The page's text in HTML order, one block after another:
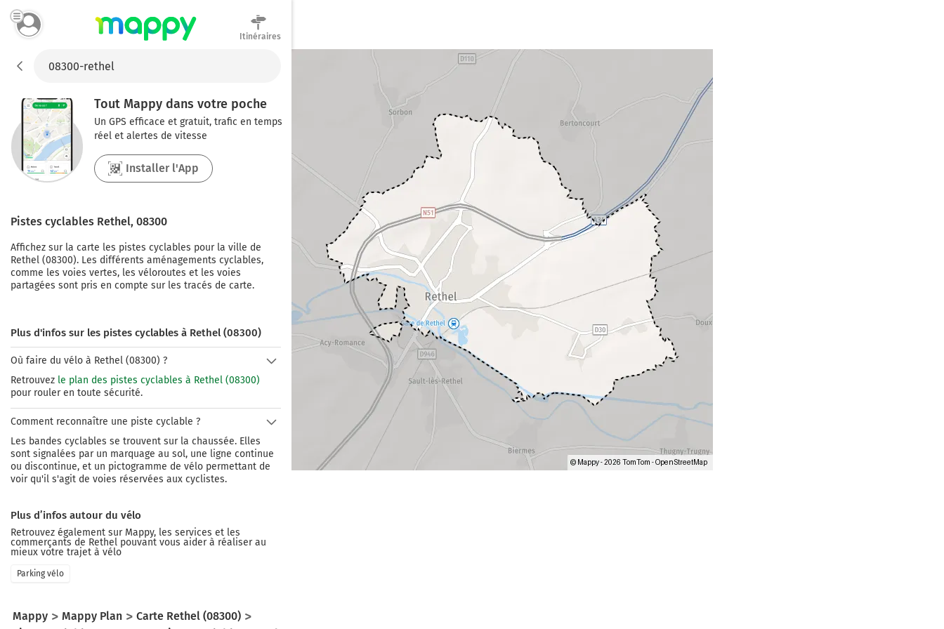
Itinéraires
Tout Mappy dans votre poche
Un GPS efficace et gratuit, trafic en temps
réel et alertes de vitesse
Installer l'App
Pistes cyclables Rethel, 08300
Affichez sur la carte les pistes cyclables pour la ville de
Rethel (08300). Les différents aménagements cyclables,
comme les voies vertes, les véloroutes et les voies
partagées sont pris en compte sur les tracés de carte.
Plus d'infos sur les pistes cyclables à Rethel (08300)
Où faire du vélo à Rethel (08300) ?
Retrouvez le plan des pistes cyclables à Rethel (08300)
pour rouler en toute sécurité.
Comment reconnaître une piste cyclable ?
Les bandes cyclables se trouvent sur la chaussée. Elles
sont signalées par un marquage au sol, une ligne continue
ou discontinue, et un pictogramme de vélo permettant de
voir qu'il s'agit de voies réservées aux cyclistes.
Plus d’infos autour du vélo
Retrouvez également sur Mappy, les services et les
commerçants de Rethel pouvant vous aider à réaliser au
mieux votre trajet à vélo
Parking vélo
Mappy Mappy Plan
Carte Rethel (08300)